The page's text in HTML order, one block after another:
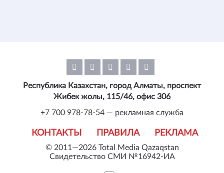
© 2011—2026 Total Media Qazaqstan
Свидетельство СМИ №16942-ИА
КОНТАКТЫ ПРАВИЛА РЕКЛАМА
Республика Казахстан, город Алматы, проспект
Жибек жолы, 115/46, офис 306
+7 700 978-78-54 — рекламная служба